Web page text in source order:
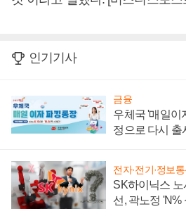
인기기사
금융
우체국 '매일이
정으로 다시 출
전자·전기·정보
SK하이닉스 노
선, 곽노정 'N%